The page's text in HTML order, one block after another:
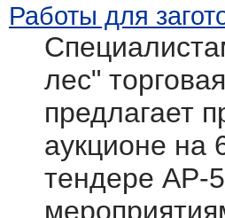
Работы для
лес"
предлагает
аукционе на
тендере АР-